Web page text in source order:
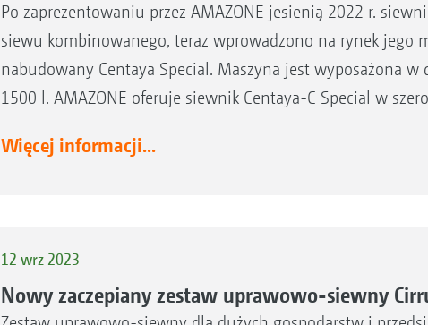
Po zaprezentowaniu przez AMAZONE jesienią 2022 r.
siewu kombinowanego, teraz wprowadzono na rynek jego
nabudowany Centaya Special. Maszyna jest wyposażona
1500 l. AMAZONE oferuje siewnik Centaya-C Special w
Więcej informacji...
12 wrz 2023
Nowy zaczepiany zestaw uprawowo-siewny